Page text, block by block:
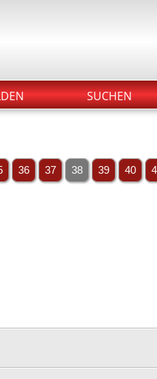
SUCHEN
36 37 38 39 40